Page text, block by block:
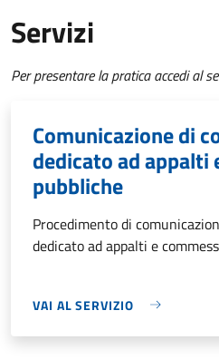
Servizi
Per presentare la pratica accedi al
Comunicazione di
dedicato ad appalti
pubbliche
Procedimento di
dedicato ad appalti e
VAI AL SERVIZIO